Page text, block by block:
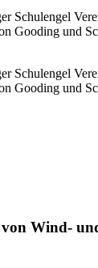
Schulengel
Gooding und
Schulengel
Gooding und
Wind-